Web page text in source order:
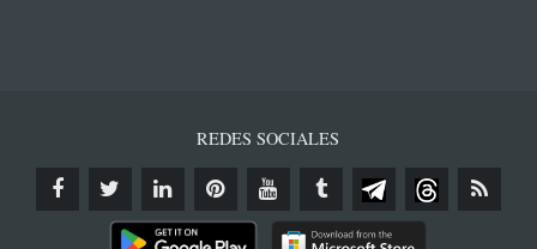
REDES SOCIALES